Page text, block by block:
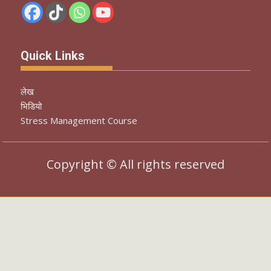
Quick Links
लेख
भिडियो
Stress Management Course
Copyright © All rights reserved